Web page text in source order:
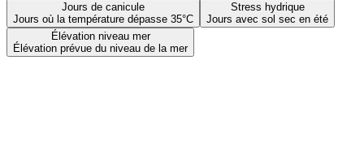
Jours de canicule
Jours où la température dépasse 35°C
Stress hydrique
Jours avec sol sec en été
Élévation niveau mer
Élévation prévue du niveau de la mer